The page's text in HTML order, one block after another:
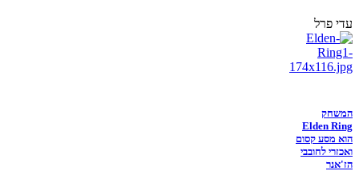
עדי פרל
המשחק
Elden Ring
הוא מסע קסום
ואכזרי לחובבי
הז'אנר